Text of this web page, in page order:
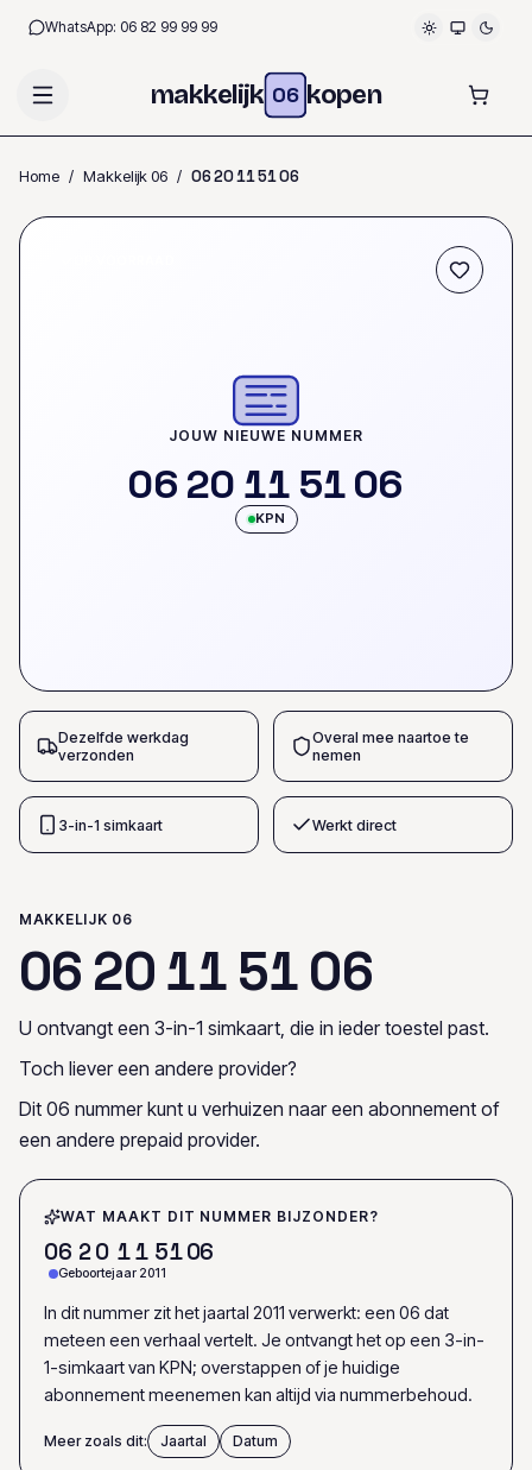
WhatsApp: 06 82 99 99 99
makkelijk 06 kopen
Home / Makkelijk 06 / 0620115106
JOUW NIEUWE NUMMER
06 20 11 5106
KPN
Dezelfde werkdag
verzonden
Overal mee naartoe te
nemen
3-in-1 simkaart Werkt direct
MAKKELIJK 06
06 20115106
U ontvangt een 3-in-1 simkaart, die in ieder toestel past.
Toch liever een andere provider?
Dit 06 nummer kunt u verhuizen naar een abonnement of
een andere prepaid provider.
WAT MAAKT DIT NUMMER BIJZONDER?
06 20 11 5106
Geboortejaar 2011
In dit nummer zit het jaartal 2011 verwerkt: een 06 dat
meteen een verhaal vertelt. Je ontvangt het op een 3-in-
1-simkaart van KPN; overstappen of je huidige
abonnement meenemen kan altijd via nummerbehoud.
Meer zoals dit: Jaartal Datum